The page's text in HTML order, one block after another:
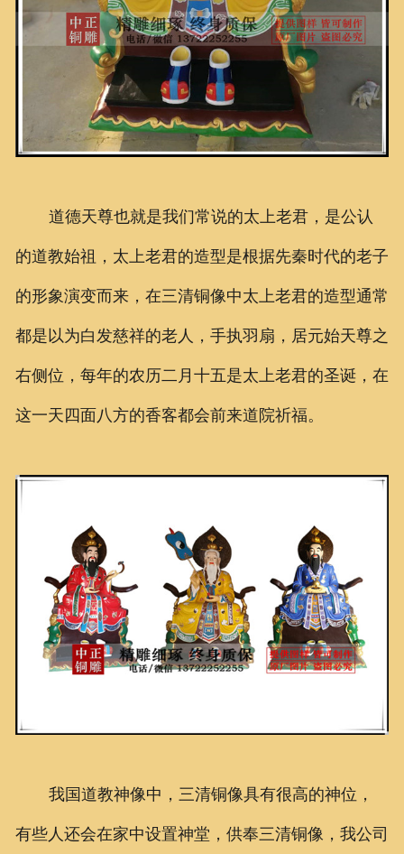
道德天尊也就是我们常说的太上老君，是公认
的道教始祖，太上老君的造型是根据先秦时代的老子
的形象演变而来，在三清铜像中太上老君的造型通常
都是以为白发慈祥的老人，手执羽扇，居元始天尊之
右侧位，每年的农历二月十五是太上老君的圣诞，在
这一天四面八方的香客都会前来道院祈福。
我国道教神像中，三清铜像具有很高的神位，
有些人还会在家中设置神堂，供奉三清铜像，我公司